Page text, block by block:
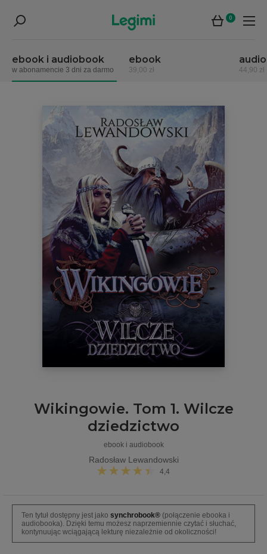
0
ebook i audiobook
w abonamencie 3 dni za darmo
ebook
39,00 zł 44,90 zł
Wikingowie. Tom 1. Wilcze
dziedzictwo
ebook i audiobook
Radosław Lewandowski
4,4
Ten tytuł dostępny jest jako synchrobook® (połączenie ebooka i
audiobooka). Dzięki temu możesz naprzemiennie czytać i słuchać,
kontynuując wciągającą lekturę niezależnie od okoliczności!